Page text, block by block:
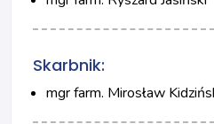
Skarbnik:
mgr farm. Mirosław